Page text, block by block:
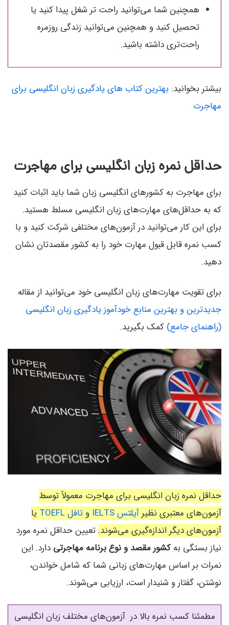
همچنین شما می‌توانید راحت تر شغل پیدا کنید یا
تحصیل کنید و همچنین می‌توانید زندگی روزمره
راحت‌تری داشته باشید.
بیشتر بخوانید: بهترین کتاب های یادگیری زبان انگلیسی برای
مهاجرت
حداقل نمره زبان انگلیسی برای مهاجرت
برای مهاجرت به کشورهای انگلیسی زبان شما باید اثبات کنید
که به حداقل‌های مهارت‌های زبان انگلیسی مسلط هستید.
برای این کار می‌توانید در آزمون‌های مختلفی شرکت کنید و با
کسب نمره قابل قبول مهارت خود را به کشور مقصدتان نشان
دهید.
برای تقویت مهارت‌های زبان انگلیسی خود می‌توانید از مقاله‌
جدیدترین و بهترین منابع خودآموز یادگیری زبان انگلیسی
(راهنمای جامع) کمک بگیرید.
حداقل نمره زبان انگلیسی برای مهاجرت معمولاً توسط
آزمون‌های معتبری نظیرآیلتس IELTS و تافل TOEFL
یا
آزمون‌های دیگر اندازه‌گیری می‌شوند. تعیین حداقل نمره مورد
نیاز بستگی بهکشور مقصد و نوع برنامه مهاجرتی دارد. این
نمرات بر اساس مهارت‌های زبانی شما که شامل خواندن،
نوشتن، گفتار و شنیدار است، ارزیابی می‌شوند.
مطمئنا کسب نمره بالا در آزمون‌های مختلف زبان انگلیسی